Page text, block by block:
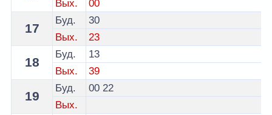
Вых.
00
17
Буд.
30
Вых.
23
18
Буд.
13
Вых.
39
19
Буд. 00 22
Вых.